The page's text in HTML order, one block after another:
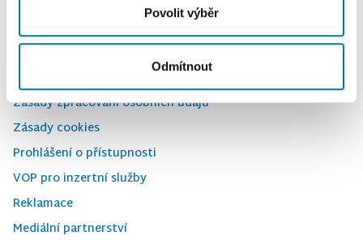
Povolit výběr
Odmítnout
Zpravodajství do e-mailu
Zásady zpracování osobních údajů
Zásady cookies
Prohlášení o přístupnosti
VOP pro inzertní služby
Reklamace
Mediální partnerství